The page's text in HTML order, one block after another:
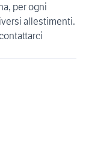
per ogni
allestimenti.